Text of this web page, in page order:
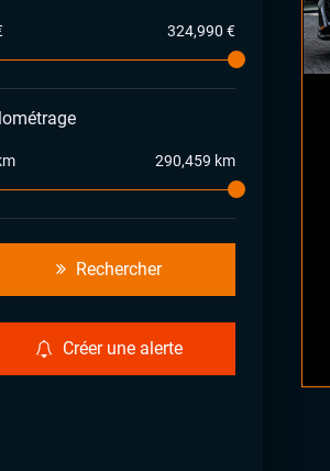
324,990 €
290,459 km
Rechercher
Créer une alerte